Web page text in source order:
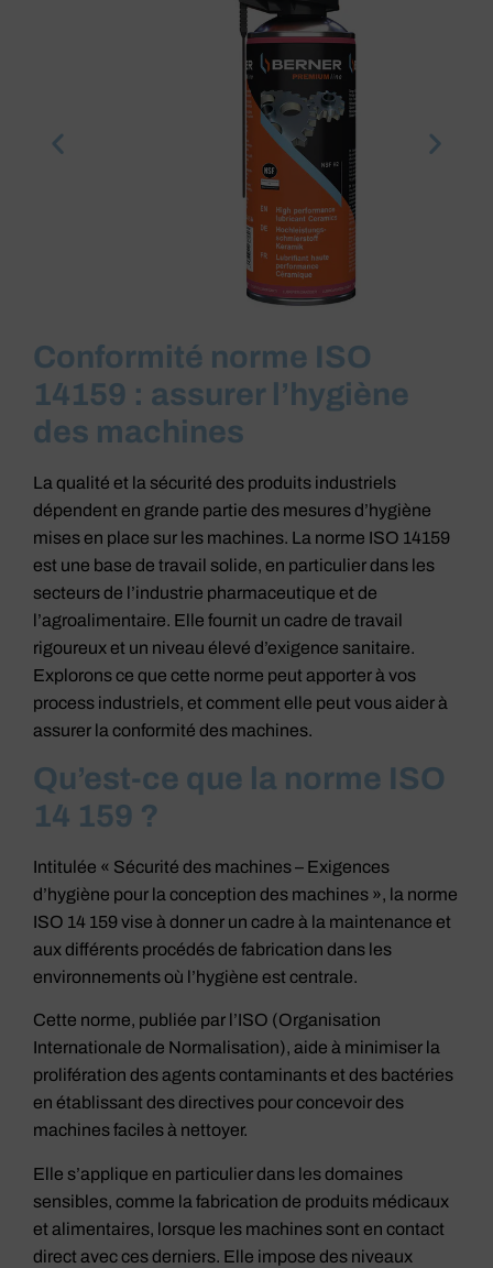
Lubrifiant haute
performance Céramique
Premium
voir le produit
Conformité norme ISO
14159 : assurer l’hygiène
des machines
La qualité et la sécurité des produits industriels
dépendent en grande partie des mesures d’hygiène
mises en place sur les machines. La norme ISO 14159
est une base de travail solide, en particulier dans les
secteurs de l’industrie pharmaceutique et de
l’agroalimentaire. Elle fournit un cadre de travail
rigoureux et un niveau élevé d’exigence sanitaire.
Explorons ce que cette norme peut apporter à vos
process industriels, et comment elle peut vous aider à
assurer la conformité des machines.
Qu’est-ce que la norme ISO
14 159 ?
Intitulée « Sécurité des machines – Exigences
d’hygiène pour la conception des machines », la norme
ISO 14 159 vise à donner un cadre à la maintenance et
aux différents procédés de fabrication dans les
environnements où l’hygiène est centrale.
Cette norme, publiée par l’ISO (Organisation
Internationale de Normalisation), aide à minimiser la
prolifération des agents contaminants et des bactéries
en établissant des directives pour concevoir des
machines faciles à nettoyer.
Elle s’applique en particulier dans les domaines
sensibles, comme la fabrication de produits médicaux
et alimentaires, lorsque les machines sont en contact
direct avec ces derniers. Elle impose des niveaux